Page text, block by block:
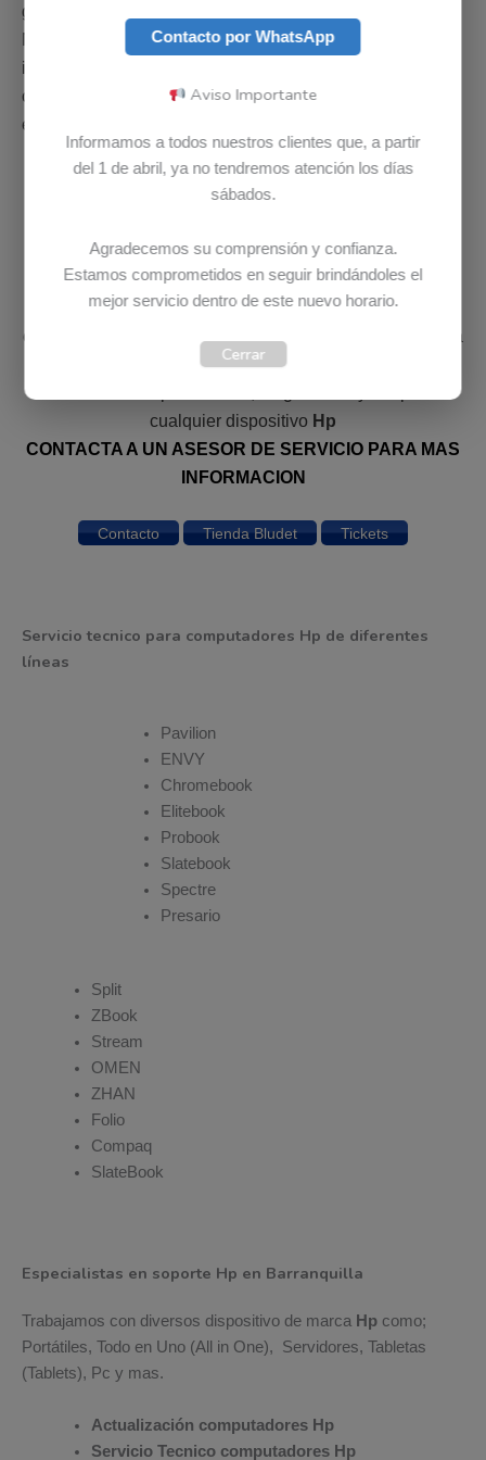
garantizados para computadores
Nuestros colaboradores están en la capacidad de
instalar, configurar o reparar cualquier parte de un
computador
. Adicional si parte no esta disponible en
el país, es posible solicitarla bajo importación.
DIAGNOSTICO HP COMPLETAMENTE GRATIS
En Bludet el diagnostico o la revisión no tiene ningún
costo, revisamos su computador
GRATIS. Ponemos a
su disposición un equipo de profesionales e
cualquier dispositivo Hp
CONTACTA A UN ASESOR DE SERVICIO PARA MAS
INFORMACION
Contacto Tienda Bludet Tickets
Servicio tecnico para computadores Hp de diferentes
líneas
Pavilion
ENVY
Chromebook
Elitebook
Probook
Slatebook
Spectre
Presario
Split
ZBook
Stream
OMEN
ZHAN
Folio
Compaq
SlateBook
Especialistas en soporte Hp en Barranquilla
Trabajamos con diversos dispositivo de marca Hp como;
Portátiles, Todo en Uno (All in One), Servidores, Tabletas
(Tablets), Pc y mas.
Actualización computadores Hp
Servicio Tecnico computadores Hp
Contacto por WhatsApp
Aviso Importante
Informamos a todos nuestros clientes que, a partir
del 1 de abril, ya no tendremos atención los días
sábados.
Agradecemos su comprensión y confianza.
Estamos comprometidos en seguir brindándoles el
mejor servicio dentro de este nuevo horario.
Cerrar